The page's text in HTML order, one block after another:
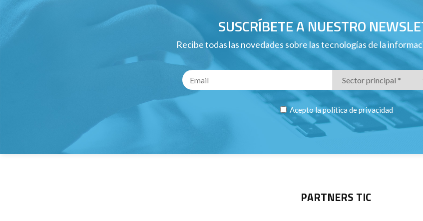
SUSCRÍBETE A NUESTRO
Recibe todas las novedades sobre las tecnologías de la
Acepto lapolítica de privacidad
PARTNERS TIC